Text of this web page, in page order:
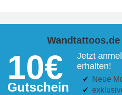
10€
Gutschein
Jetzt
erhalten!
Neue